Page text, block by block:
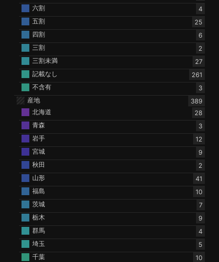
六割
4
五割
25
四割
6
三割
2
三割未満
27
記載なし
261
不含有
3
産地
389
北海道
28
青森
3
岩手
12
宮城
9
秋田
2
山形
41
福島
10
茨城
7
栃木
9
群馬
4
埼玉
5
千葉
10